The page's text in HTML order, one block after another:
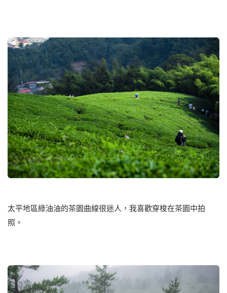
太平地區綠油油的茶園曲線很迷人，我喜歡穿梭在茶園中拍
照。